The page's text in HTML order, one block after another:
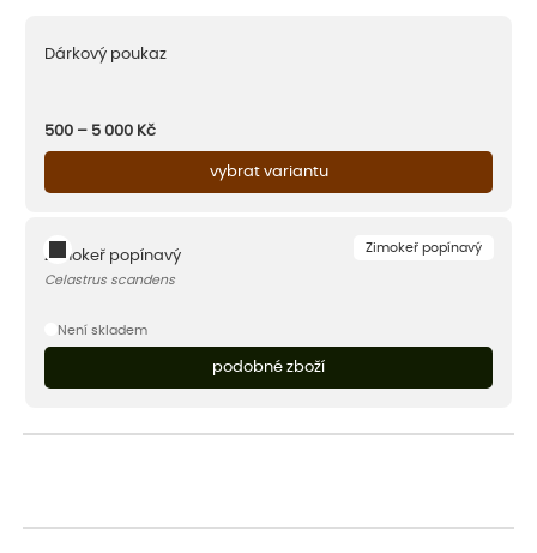
Dárkový poukaz
500 – 5 000 Kč
vybrat variantu
Zimokeř popínavý
Zimokeř popínavý
Celastrus scandens
Není skladem
podobné zboží